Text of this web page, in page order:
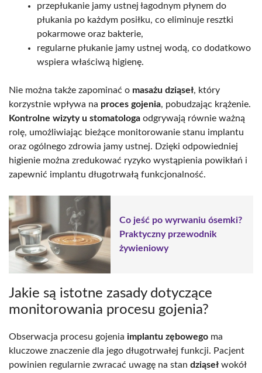
przepłukanie jamy ustnej łagodnym płynem do
płukania po każdym posiłku, co eliminuje resztki
pokarmowe oraz bakterie,
regularne płukanie jamy ustnej wodą, co dodatkowo
wspiera właściwą higienę.
Nie można także zapominać o masażu dziąseł, który
korzystnie wpływa na proces gojenia, pobudzając krążenie.
Kontrolne wizyty u stomatologa odgrywają równie ważną
rolę, umożliwiając bieżące monitorowanie stanu implantu
oraz ogólnego zdrowia jamy ustnej. Dzięki odpowiedniej
higienie można zredukować ryzyko wystąpienia powikłań i
zapewnić implantu długotrwałą funkcjonalność.
Co jeść po wyrwaniu ósemki?
Praktyczny przewodnik
żywieniowy
Jakie są istotne zasady dotyczące
monitorowania procesu gojenia?
Obserwacja procesu gojenia implantu zębowego ma
kluczowe znaczenie dla jego długotrwałej funkcji. Pacjent
powinien regularnie zwracać uwagę na stan dziąseł wokół